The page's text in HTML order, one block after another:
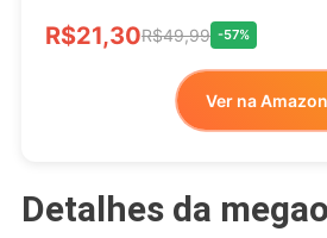
R$21,30R$49,99 -57%
Ver na Amazon
Detalhes da